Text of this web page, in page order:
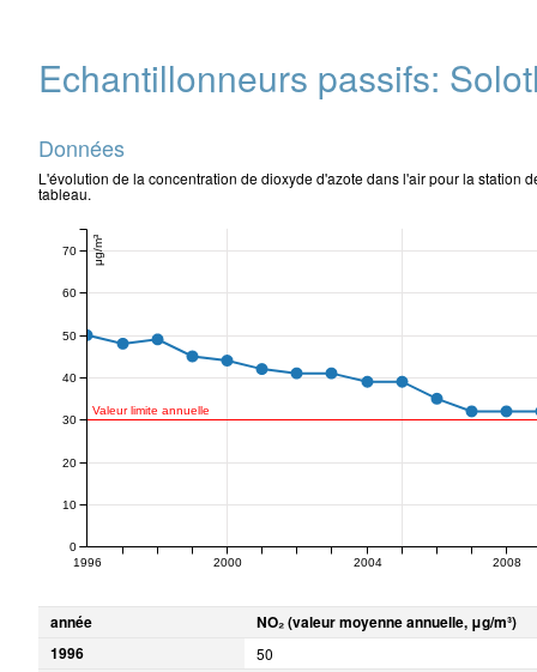
Echantillonneurs passifs:
Données
L'évolution de la concentration de dioxyde d'azote dans l'air pour la station
tableau.
Valeur limite annuelle
1996 2000 2004 2008
μg/m³
0
10
20
30
40
50
60
70
année
NO₂ (valeur moyenne annuelle, μg/m³)
1996
50